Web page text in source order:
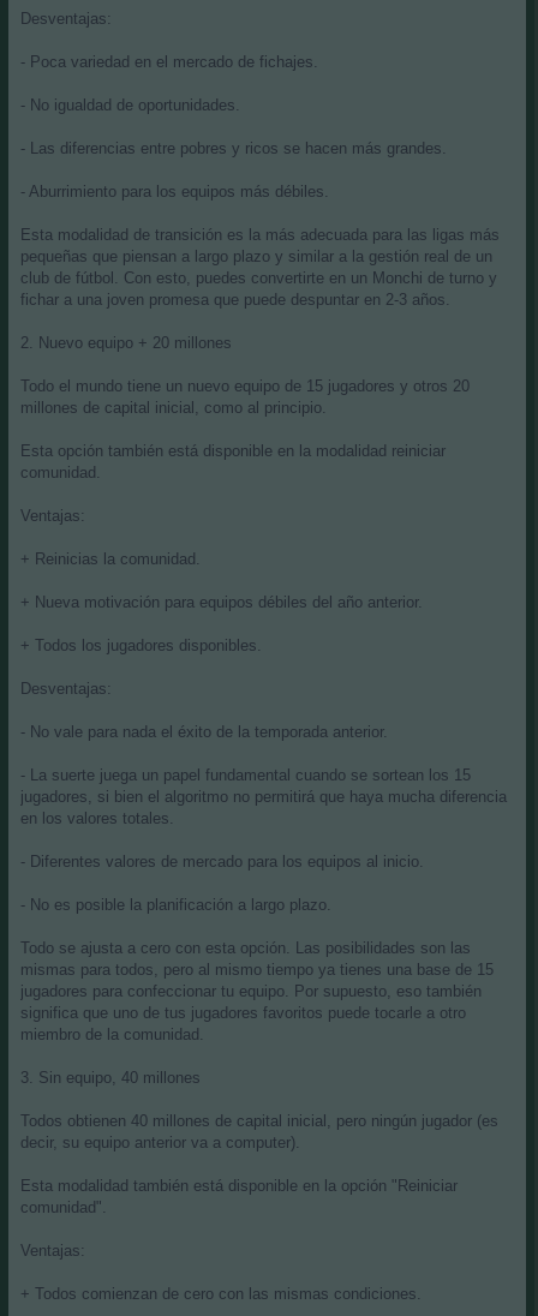
Desventajas:
- Poca variedad en el mercado de fichajes.
- No igualdad de oportunidades.
- Las diferencias entre pobres y ricos se hacen más grandes.
- Aburrimiento para los equipos más débiles.
Esta modalidad de transición es la más adecuada para las ligas más
pequeñas que piensan a largo plazo y similar a la gestión real de un
club de fútbol. Con esto, puedes convertirte en un Monchi de turno y
fichar a una joven promesa que puede despuntar en 2-3 años.
2. Nuevo equipo + 20 millones
Todo el mundo tiene un nuevo equipo de 15 jugadores y otros 20
millones de capital inicial, como al principio.
Esta opción también está disponible en la modalidad reiniciar
comunidad.
Ventajas:
+ Reinicias la comunidad.
+ Nueva motivación para equipos débiles del año anterior.
+ Todos los jugadores disponibles.
Desventajas:
- No vale para nada el éxito de la temporada anterior.
- La suerte juega un papel fundamental cuando se sortean los 15
jugadores, si bien el algoritmo no permitirá que haya mucha diferencia
en los valores totales.
- Diferentes valores de mercado para los equipos al inicio.
- No es posible la planificación a largo plazo.
Todo se ajusta a cero con esta opción. Las posibilidades son las
mismas para todos, pero al mismo tiempo ya tienes una base de 15
jugadores para confeccionar tu equipo. Por supuesto, eso también
significa que uno de tus jugadores favoritos puede tocarle a otro
miembro de la comunidad.
3. Sin equipo, 40 millones
Todos obtienen 40 millones de capital inicial, pero ningún jugador (es
decir, su equipo anterior va a computer).
Esta modalidad también está disponible en la opción "Reiniciar
comunidad".
Ventajas:
+ Todos comienzan de cero con las mismas condiciones.